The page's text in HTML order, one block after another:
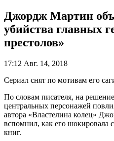
Джордж Мартин
убийства главных
престолов»
17:12 Авг. 14, 2018
Сериал снят по мотивам его
По словам писателя, на
центральных персонажей
автора «Властелина колец»
вспомнил, как его шокировала
книг.